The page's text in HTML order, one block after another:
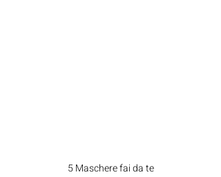
5 Maschere fai da te